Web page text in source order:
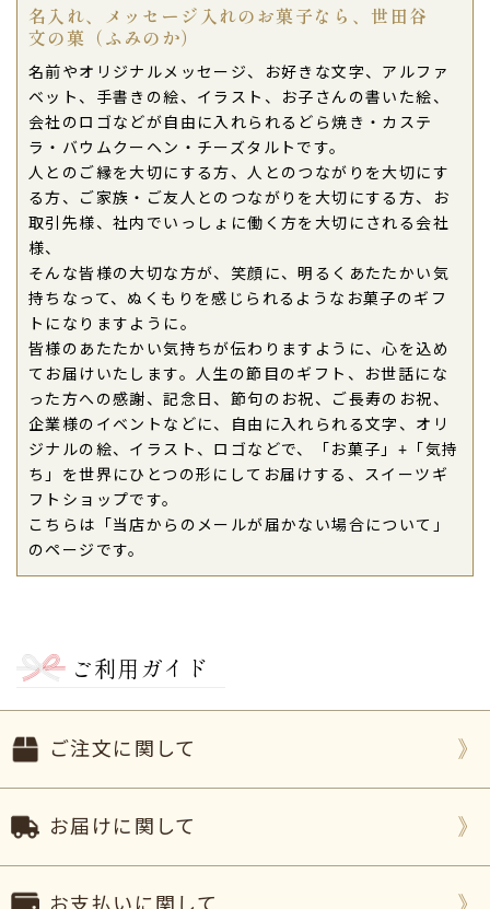
名入れ、メッセージ入れのお菓子なら、世田谷
文の菓（ふみのか）
名前やオリジナルメッセージ、お好きな文字、アルファ
ベット、手書きの絵、イラスト、お子さんの書いた絵、
会社のロゴなどが自由に入れられるどら焼き・カステ
ラ・バウムクーヘン・チーズタルトです。
人とのご縁を大切にする方、人とのつながりを大切にす
る方、ご家族・ご友人とのつながりを大切にする方、お
取引先様、社内でいっしょに働く方を大切にされる会社
様、
そんな皆様の大切な方が、笑顔に、明るくあたたかい気
持ちなって、ぬくもりを感じられるようなお菓子のギフ
トになりますように。
皆様のあたたかい気持ちが伝わりますように、心を込め
てお届けいたします。人生の節目のギフト、お世話にな
った方への感謝、記念日、節句のお祝、ご長寿のお祝、
企業様のイベントなどに、自由に入れられる文字、オリ
ジナルの絵、イラスト、ロゴなどで、「お菓子」+「気持
ち」を世界にひとつの形にしてお届けする、スイーツギ
フトショップです。
こちらは「当店からのメールが届かない場合について」
のページです。
ご利用ガイド
ご注文に関して
お届けに関して